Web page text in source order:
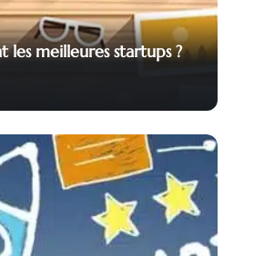
les meilleures startups ?